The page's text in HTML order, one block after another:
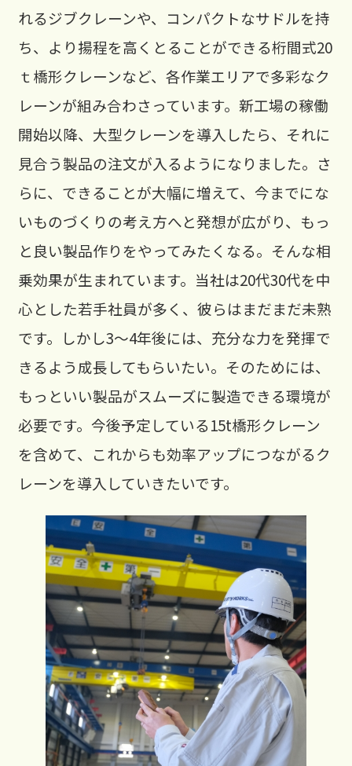
れるジブクレーンや、コンパクトなサドルを持
ち、より揚程を高くとることができる桁間式20
ｔ橋形クレーンなど、各作業エリアで多彩なク
レーンが組み合わさっています。新工場の稼働
開始以降、大型クレーンを導入したら、それに
見合う製品の注文が入るようになりました。さ
らに、できることが大幅に増えて、今までにな
いものづくりの考え方へと発想が広がり、もっ
と良い製品作りをやってみたくなる。そんな相
乗効果が生まれています。当社は20代30代を中
心とした若手社員が多く、彼らはまだまだ未熟
です。しかし3～4年後には、充分な力を発揮で
きるよう成長してもらいたい。そのためには、
もっといい製品がスムーズに製造できる環境が
必要です。今後予定している15t橋形クレーン
を含めて、これからも効率アップにつながるク
レーンを導入していきたいです。